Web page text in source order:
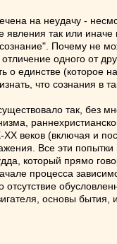
на неудачу -
так или
Почему
одного от
о единстве
что сознания в
так, без
веков (включая и
Все эти
который прямо
процесса
основы бытия, и